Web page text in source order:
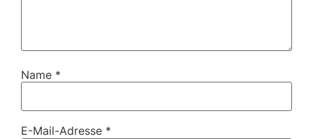
Name *
E-Mail-Adresse *